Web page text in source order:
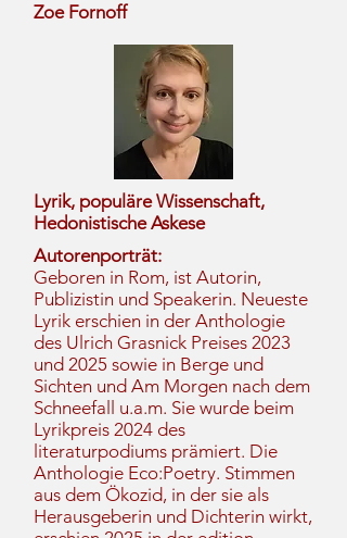
Zoe Fornoff
Lyrik, populäre Wissenschaft,
Hedonistische Askese
Autorenporträt:
Geboren in Rom, ist Autorin,
Publizistin und Speakerin. Neueste
Lyrik erschien in der Anthologie
des Ulrich Grasnick Preises 2023
und 2025 sowie in Berge und
Sichten und Am Morgen nach dem
Schneefall u.a.m. Sie wurde beim
Lyrikpreis 2024 des
literaturpodiums prämiert. Die
Anthologie Eco:Poetry. Stimmen
aus dem Ökozid, in der sie als
Herausgeberin und Dichterin wirkt,